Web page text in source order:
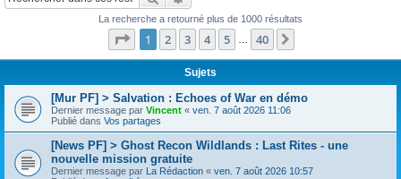
La recherche a retourné plus de 1000 résultats
Page 1sur40
1 2 3 4 5 40
Sujets
[Mur PF] > Salvation : Echoes of War en démo
Dernier message par Vincent « ven. 7 août 2026 11:06
Publié dans Vos partages
[News PF] > Ghost Recon Wildlands : Last Rites - une
nouvelle mission gratuite
Dernier message par La Rédaction « ven. 7 août 2026 10:57